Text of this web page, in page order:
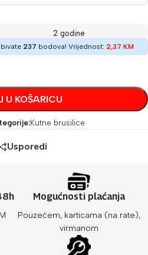
2 godine
237 bodova! Vrijednost: 2,37 KM
U KOŠARICU
Kutne brusilice
Usporedi
Mogućnosti plaćanja
Pouzećem, karticama (na rate),
virmanom